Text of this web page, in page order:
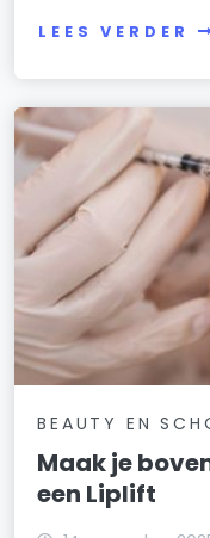
LEES VERDER
BEAUTY EN
Maak je
een Liplift